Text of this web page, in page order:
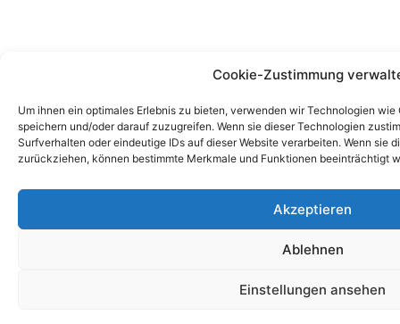
Cookie-Zustimmung
Um ihnen ein optimales Erlebnis zu bieten, verwenden wir Technologien
speichern und/oder darauf zuzugreifen. Wenn sie dieser Technologien
Surfverhalten oder eindeutige IDs auf dieser Website verarbeiten. Wenn sie
zurückziehen, können bestimmte Merkmale und Funktionen beeinträchtigt
Akzeptieren
Ablehnen
Einstellungen ansehen